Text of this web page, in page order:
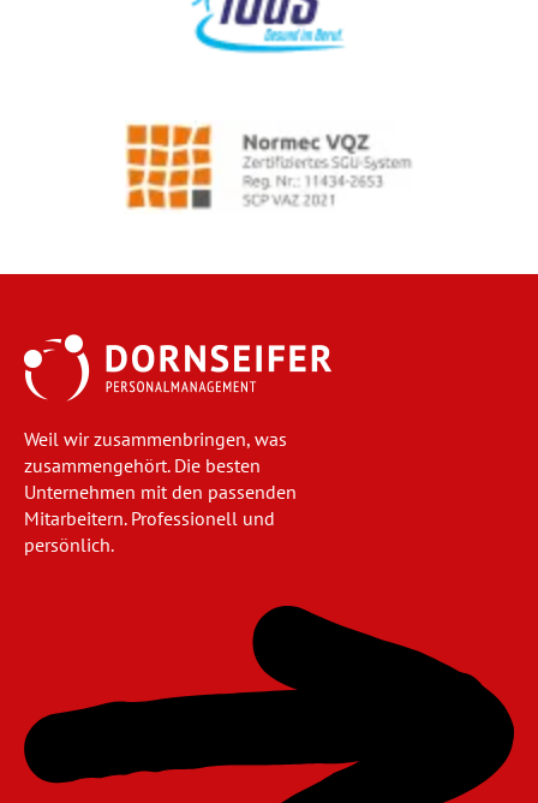
Weil wir zusammenbringen, was
zusammengehört. Die besten
Unternehmen mit den passenden
Mitarbeitern. Professionell und
persönlich.